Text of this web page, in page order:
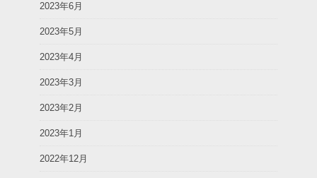
2023年6月
2023年5月
2023年4月
2023年3月
2023年2月
2023年1月
2022年12月